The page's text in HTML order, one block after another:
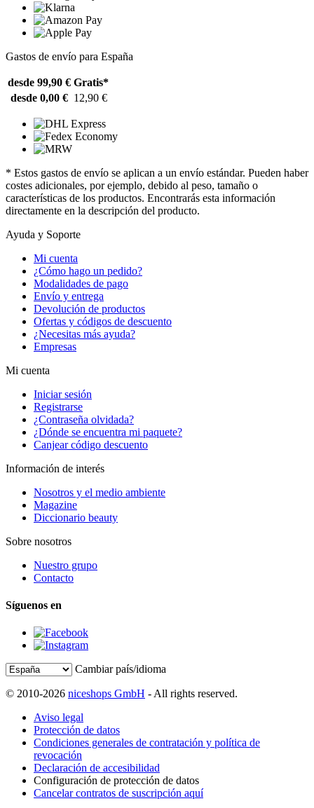
Gastos de envío para España
desde 99,90 € Gratis*
desde 0,00 € 12,90 €
* Estos gastos de envío se aplican a un envío estándar. Pueden haber
costes adicionales, por ejemplo, debido al peso, tamaño o
características de los productos. Encontrarás esta información
directamente en la descripción del producto.
Ayuda y Soporte
Mi cuenta
¿Cómo hago un pedido?
Modalidades de pago
Envío y entrega
Devolución de productos
Ofertas y códigos de descuento
¿Necesitas más ayuda?
Empresas
Mi cuenta
Iniciar sesión
Registrarse
¿Contraseña olvidada?
¿Dónde se encuentra mi paquete?
Canjear código descuento
Información de interés
Nosotros y el medio ambiente
Magazine
Diccionario beauty
Sobre nosotros
Nuestro grupo
Contacto
Síguenos en
Cambiar país/idioma
© 2010-2026 niceshops GmbH - All rights reserved.
Aviso legal
Protección de datos
Condiciones generales de contratación y política de
revocación
Declaración de accesibilidad
Configuración de protección de datos
Cancelar contratos de suscripción aquí